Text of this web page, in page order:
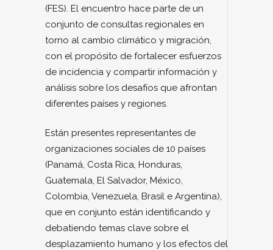
(FES). El encuentro hace parte de un
conjunto de consultas regionales en
torno al cambio climático y migración,
con el propósito de fortalecer esfuerzos
de incidencia y compartir información y
análisis sobre los desafíos que afrontan
diferentes países y regiones.
Están presentes representantes de
organizaciones sociales de 10 países
(Panamá, Costa Rica, Honduras,
Guatemala, El Salvador, México,
Colombia, Venezuela, Brasil e Argentina),
que en conjunto están identificando y
debatiendo temas clave sobre el
desplazamiento humano y los efectos del